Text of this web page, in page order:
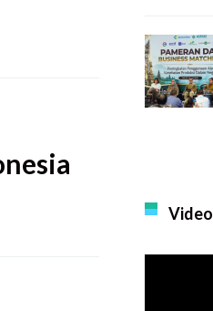
Video